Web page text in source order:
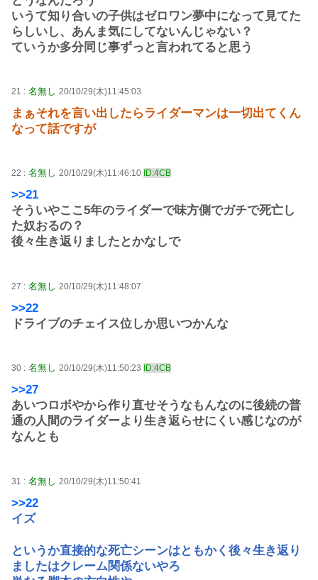
いうて知り合いの子供はゼロワン夢中になって見てた
らしいし、あんま気にしてないんじゃない？
ていうか多分同じ事ずっと言われてると思う
21 : 名無し 20/10/29(木)11:45:03
まぁそれを言い出したらライダーマンは一切出てくん
なって話ですが
22 : 名無し 20/10/29(木)11:46:10 ID:4CB
>>21
そういやここ5年のライダーで味方側でガチで死亡し
た奴おるの？
後々生き返りましたとかなしで
27 : 名無し 20/10/29(木)11:48:07
>>22
ドライブのチェイス位しか思いつかんな
30 : 名無し 20/10/29(木)11:50:23 ID:4CB
>>27
あいつロボやから作り直せそうなもんなのに後続の普
通の人間のライダーより生き返らせにくい感じなのが
なんとも
31 : 名無し 20/10/29(木)11:50:41
>>22
イズ
というか直接的な死亡シーンはともかく後々生き返り
ましたはクレーム関係ないやろ